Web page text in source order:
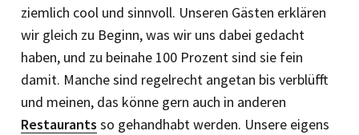
ziemlich cool und sinnvoll. Unseren Gästen erklären
wir gleich zu Beginn, was wir uns dabei gedacht
haben, und zu beinahe 100 Prozent sind sie fein
damit. Manche sind regelrecht angetan bis verblüfft
und meinen, das könne gern auch in anderen
Restaurants so gehandhabt werden. Unsere eigens